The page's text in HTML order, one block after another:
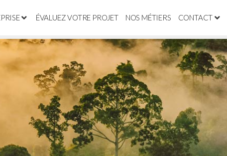
ÉVALUEZ VOTRE PROJET NOS MÉTIERS CONTACT